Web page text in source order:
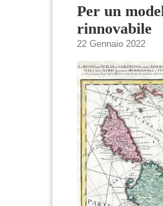
Per un
rinnovabile
22 Gennaio 2022